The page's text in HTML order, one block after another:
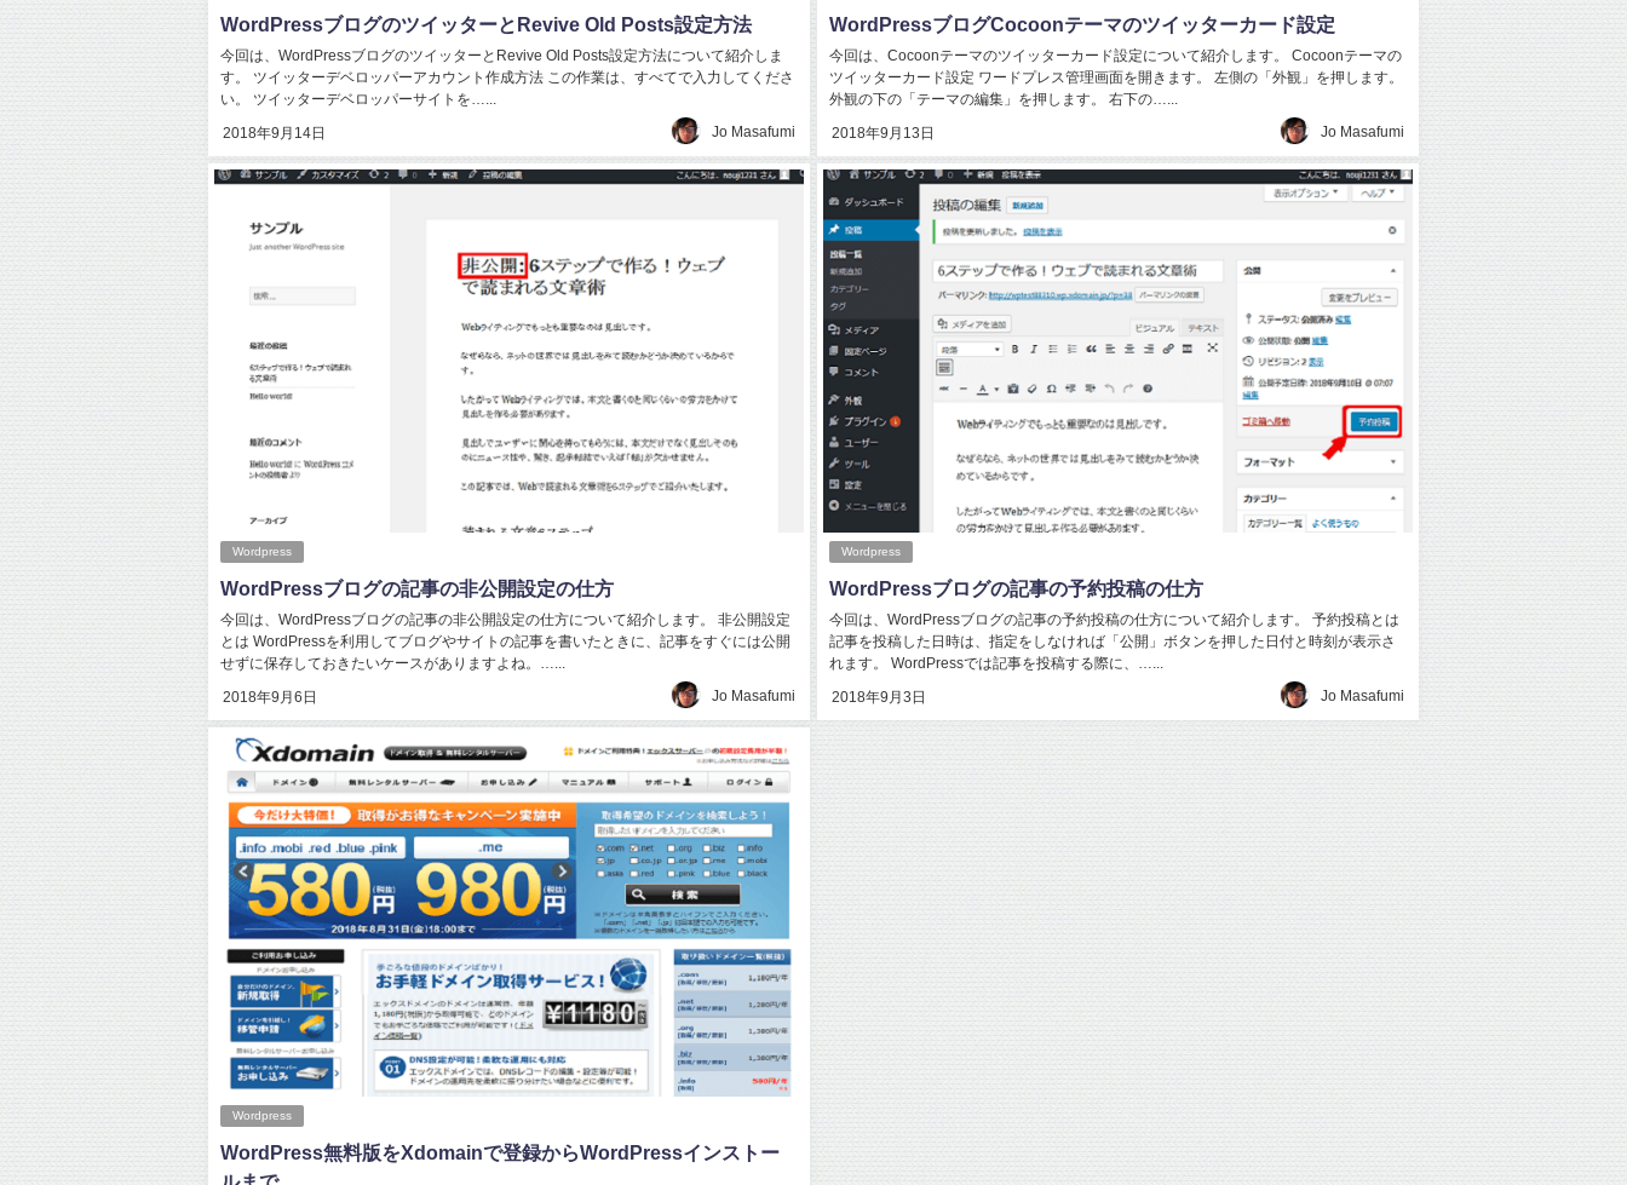
WordPressブログのツイッターとRevive Old Posts設定方法
今回は、WordPressブログのツイッターとRevive Old Posts設定方法について紹介しま
す。 ツイッターデベロッパーアカウント作成方法 この作業は、すべてで入力してくださ
い。 ツイッターデベロッパーサイトを…...
2018年9月14日 Jo Masafumi
WordPressブログCocoonテーマのツイッターカード設定
今回は、Cocoonテーマのツイッターカード設定について紹介します。 Cocoonテーマの
ツイッターカード設定 ワードプレス管理画面を開きます。 左側の「外観」を押します。
外観の下の「テーマの編集」を押します。 右下の…...
2018年9月13日 Jo Masafumi
Wordpress
WordPressブログの記事の非公開設定の仕方
今回は、WordPressブログの記事の非公開設定の仕方について紹介します。 非公開設定
とは WordPressを利用してブログやサイトの記事を書いたときに、記事をすぐには公開
せずに保存しておきたいケースがありますよね。…...
2018年9月6日 Jo Masafumi
Wordpress
WordPressブログの記事の予約投稿の仕方
今回は、WordPressブログの記事の予約投稿の仕方について紹介します。 予約投稿とは
記事を投稿した日時は、指定をしなければ「公開」ボタンを押した日付と時刻が表示さ
れます。 WordPressでは記事を投稿する際に、…...
2018年9月3日 Jo Masafumi
Wordpress
WordPress無料版をXdomainで登録からWordPressインストー